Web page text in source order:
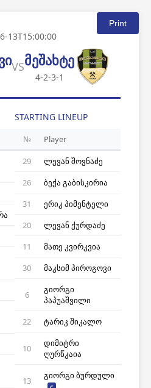
Print
13T15:00:00
VSმეშახტე
4-2-3-1
STARTING LINEUP
№
Player
29
ლევან შოვნაძე
26
ბექა გაბისკირია
31
ერიკ პიმენტელი
20
ლევან ქურდაძე
11
მათე კვირკვია
30
მაკსიმ პიროგოვი
6
გიორგი
პაპუაშვილი
22
ტარიკ შიკალო
10
დიმიტრი
ღურწკაია
13 გიორგი ბურდული